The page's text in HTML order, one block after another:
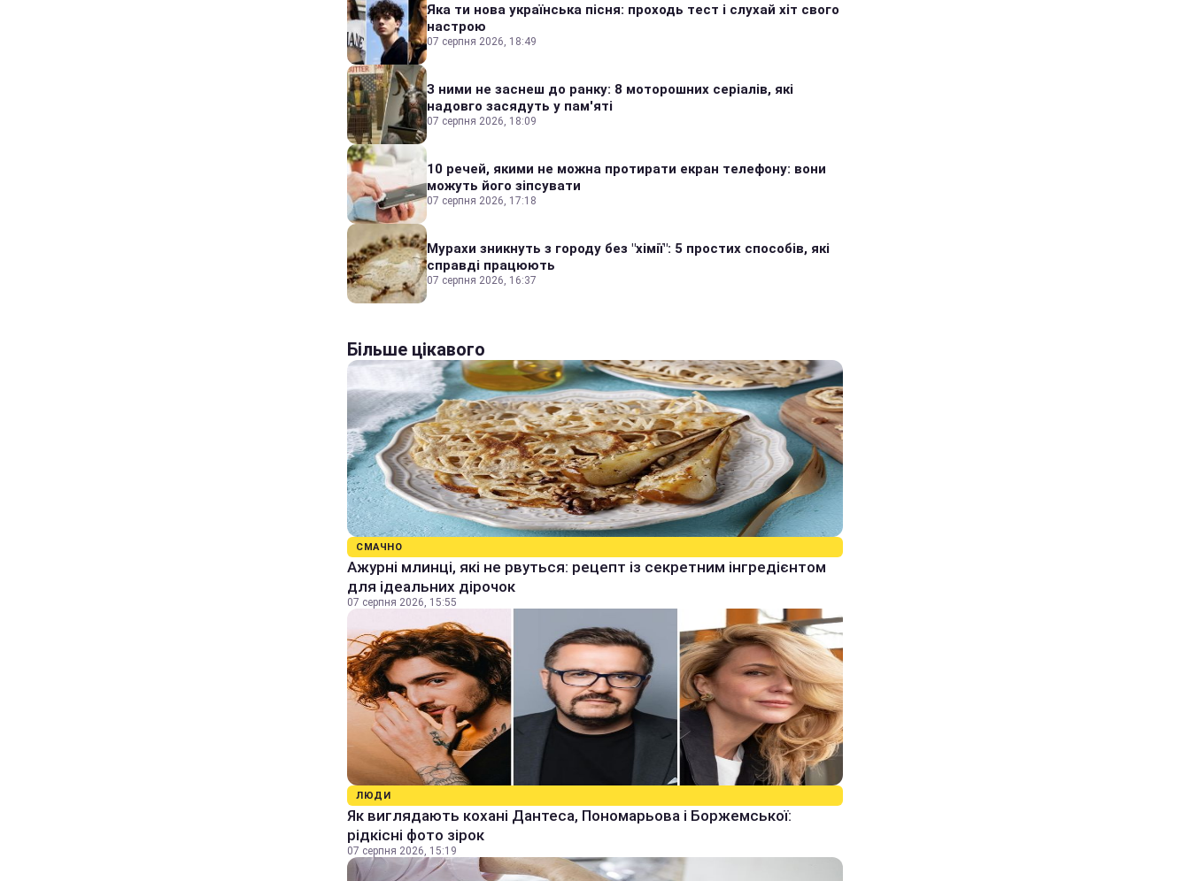
Яка ти нова українська пісня: проходь тест і слухай хіт свого
настрою
07 серпня 2026, 18:49
З ними не заснеш до ранку: 8 моторошних серіалів, які
надовго засядуть у пам'яті
07 серпня 2026, 18:09
10 речей, якими не можна протирати екран телефону: вони
можуть його зіпсувати
07 серпня 2026, 17:18
Мурахи зникнуть з городу без "хімії": 5 простих способів, які
справді працюють
07 серпня 2026, 16:37
Більше цікавого
СМАЧНО
Ажурні млинці, які не рвуться: рецепт із секретним інгредієнтом
для ідеальних дірочок
07 серпня 2026, 15:55
ЛЮДИ
Як виглядають кохані Дантеса, Пономарьова і Боржемської:
рідкісні фото зірок
07 серпня 2026, 15:19